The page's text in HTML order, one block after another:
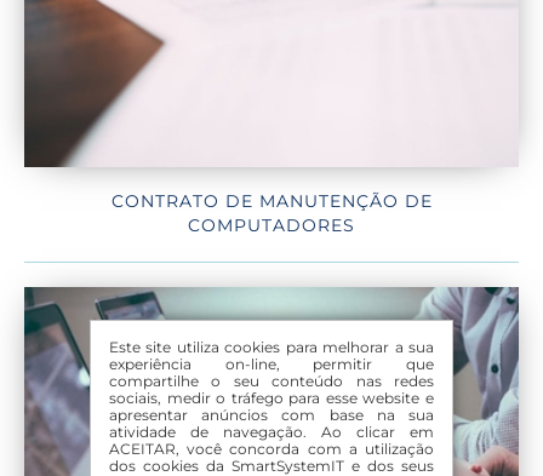
CONTRATO DE MANUTENÇÃO DE
COMPUTADORES
Este site utiliza cookies para melhorar a sua
experiência on-line, permitir que
compartilhe o seu conteúdo nas redes
sociais, medir o tráfego para esse website e
apresentar anúncios com base na sua
atividade de navegação. Ao clicar em
ACEITAR, você concorda com a utilização
dos cookies da SmartSystemIT e dos seus